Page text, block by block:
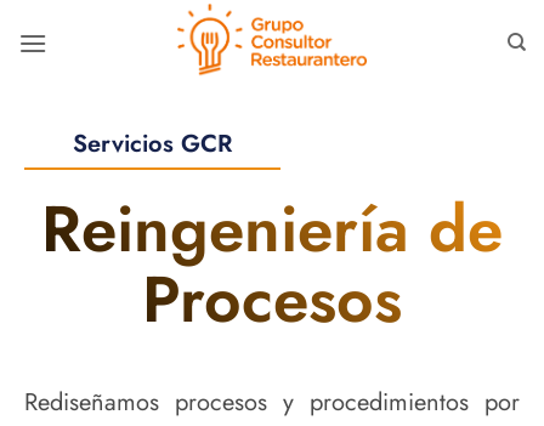
Servicios GCR
Reingeniería de
Procesos
Rediseñamos procesos y procedimientos por